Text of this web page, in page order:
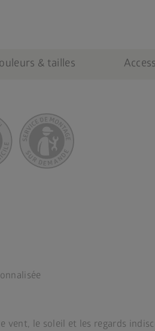
& tailles
vent, le soleil et les regards